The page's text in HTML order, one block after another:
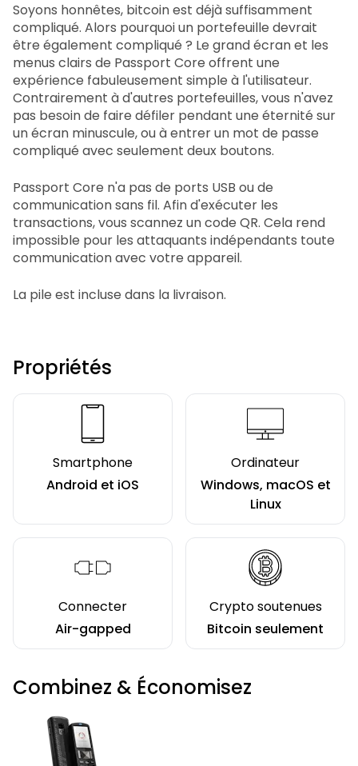
Soyons honnêtes, bitcoin est déjà suffisamment
compliqué. Alors pourquoi un portefeuille devrait
être également compliqué ? Le grand écran et les
menus clairs de Passport Core offrent une
expérience fabuleusement simple à l'utilisateur.
Contrairement à d'autres portefeuilles, vous n'avez
pas besoin de faire défiler pendant une éternité sur
un écran minuscule, ou à entrer un mot de passe
compliqué avec seulement deux boutons.
Passport Core n'a pas de ports USB ou de
communication sans fil. Afin d'exécuter les
transactions, vous scannez un code QR. Cela rend
impossible pour les attaquants indépendants toute
communication avec votre appareil.
La pile est incluse dans la livraison.
Propriétés
Smartphone
Android et iOS
Ordinateur
Windows, macOS et
Linux
Connecter
Air-gapped
Crypto soutenues
Bitcoin seulement
Combinez & Économisez